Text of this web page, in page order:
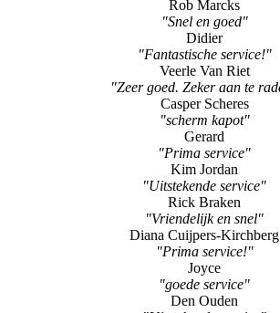
Rob Marcks
"Snel en goed"
Didier
"Fantastische service!"
Veerle Van Riet
"Zeer goed. Zeker aan te
Casper Scheres
"scherm kapot"
Gerard
"Prima service"
Kim Jordan
"Uitstekende service"
Rick Braken
"Vriendelijk en snel"
Diana Cuijpers-Kirchberg
"Prima service!"
Joyce
"goede service"
Den Ouden